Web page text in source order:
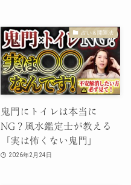
占い＆開運法
鬼門にトイレは本当に
NG？風水鑑定士が教える
「実は怖くない鬼門」
2026年2月24日